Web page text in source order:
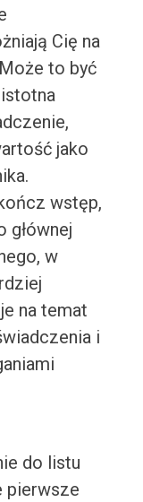
Cię na
to być
jako
wstęp,
głównej
w
na temat
i
do listu
pierwsze